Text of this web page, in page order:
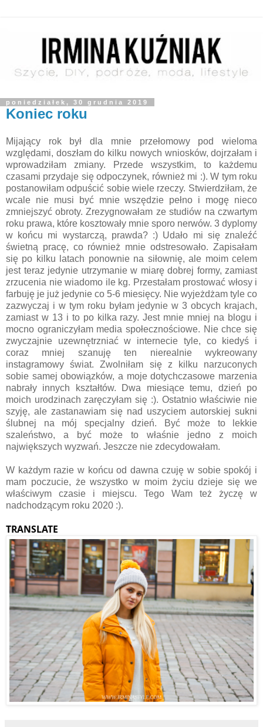
poniedziałek, 30 grudnia 2019
Koniec roku
Mijający rok był dla mnie przełomowy pod wieloma
względami, doszłam do kilku nowych wniosków, dojrzałam i
wprowadziłam zmiany. Przede wszystkim, to każdemu
czasami przydaje się odpoczynek, również mi :). W tym roku
postanowiłam odpuścić sobie wiele rzeczy. Stwierdziłam, że
wcale nie musi być mnie wszędzie pełno i mogę nieco
zmniejszyć obroty. Zrezygnowałam ze studiów na czwartym
roku prawa, które kosztowały mnie sporo nerwów. 3 dyplomy
w końcu mi wystarczą, prawda? :) Udało mi się znaleźć
świetną pracę, co również mnie odstresowało. Zapisałam
się po kilku latach ponownie na siłownię, ale moim celem
jest teraz jedynie utrzymanie w miarę dobrej formy, zamiast
zrzucenia nie wiadomo ile kg. Przestałam prostować włosy i
farbuję je już jedynie co 5-6 miesięcy. Nie wyjeżdżam tyle co
zazwyczaj i w tym roku byłam jedynie w 3 obcych krajach,
zamiast w 13 i to po kilka razy. Jest mnie mniej na blogu i
mocno ograniczyłam media społecznościowe. Nie chce się
zwyczajnie uzewnętrzniać w internecie tyle, co kiedyś i
coraz mniej szanuję ten nierealnie wykreowany
instagramowy świat. Zwolniłam się z kilku narzuconych
sobie samej obowiązków, a moje dotychczasowe marzenia
nabrały innych kształtów. Dwa miesiące temu, dzień po
moich urodzinach zaręczyłam się :). Ostatnio właściwie nie
szyję, ale zastanawiam się nad uszyciem autorskiej sukni
ślubnej na mój specjalny dzień. Być może to lekkie
szaleństwo, a być może to właśnie jedno z moich
największych wyzwań. Jeszcze nie zdecydowałam.
W każdym razie w końcu od dawna czuję w sobie spokój i
mam poczucie, że wszystko w moim życiu dzieje się we
właściwym czasie i miejscu. Tego Wam też życzę w
nadchodzącym roku 2020 :).
TRANSLATE